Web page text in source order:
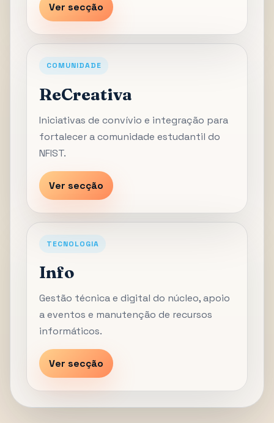
Ver secção
COMUNIDADE
ReCreativa
Iniciativas de convívio e integração para
fortalecer a comunidade estudantil do
NFIST.
Ver secção
TECNOLOGIA
Info
Gestão técnica e digital do núcleo, apoio
a eventos e manutenção de recursos
informáticos.
Ver secção